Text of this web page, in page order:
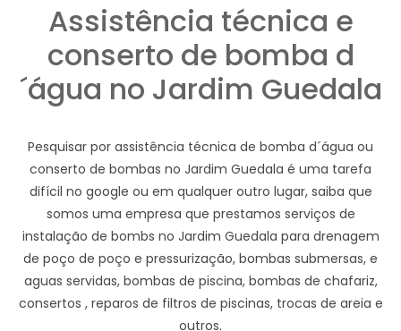
Assistência técnica e
conserto de bomba d
´água no Jardim Guedala
Pesquisar por assistência técnica de bomba d´água ou
conserto de bombas no Jardim Guedala é uma tarefa
difícil no google ou em qualquer outro lugar, saiba que
somos uma empresa que prestamos serviços de
instalação de bombs no Jardim Guedala para drenagem
de poço de poço e pressurização, bombas submersas, e
aguas servidas, bombas de piscina, bombas de chafariz,
consertos , reparos de filtros de piscinas, trocas de areia e
outros.